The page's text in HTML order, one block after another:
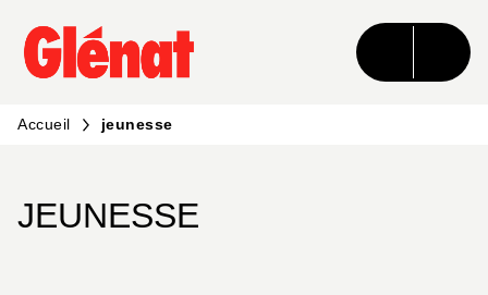
MENU RECHERCHE CONTENU
PIED DE PAGE
Accueil jeunesse
JEUNESSE